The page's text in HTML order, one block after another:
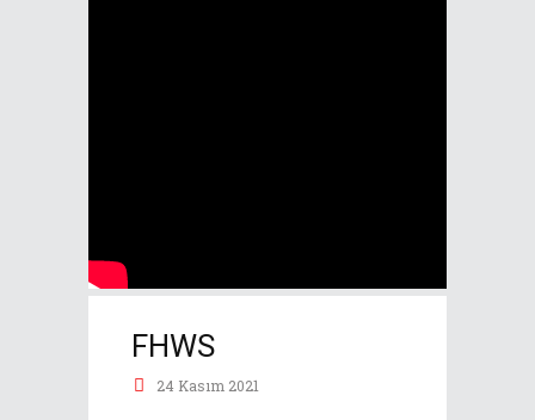
FHWS
24 Kasım 2021